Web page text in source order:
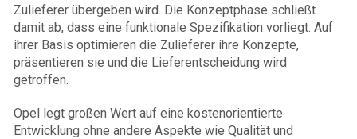
Zulieferer übergeben wird. Die Konzeptphase schließt
damit ab, dass eine funktionale Spezifikation vorliegt. Auf
ihrer Basis optimieren die Zulieferer ihre Konzepte,
präsentieren sie und die Lieferentscheidung wird
getroffen.
Opel legt großen Wert auf eine kostenorientierte
Entwicklung ohne andere Aspekte wie Qualität und